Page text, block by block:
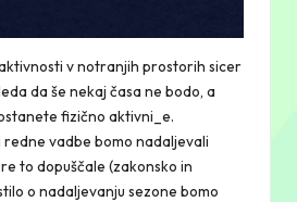
v notranjih prostorih sicer
da še nekaj časa ne bodo, a
fizično aktivni_e.
vadbe bomo nadaljevali
to dopuščale (zakonsko in
o nadaljevanju sezone bomo